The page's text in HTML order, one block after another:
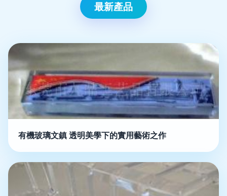
最新產品
有機玻璃文鎮 透明美學下的實用藝術之作